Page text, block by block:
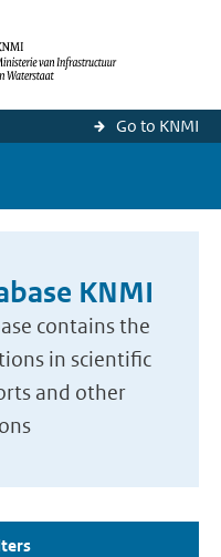
Go to KNMI
KNMI
contains the
in scientific
and other